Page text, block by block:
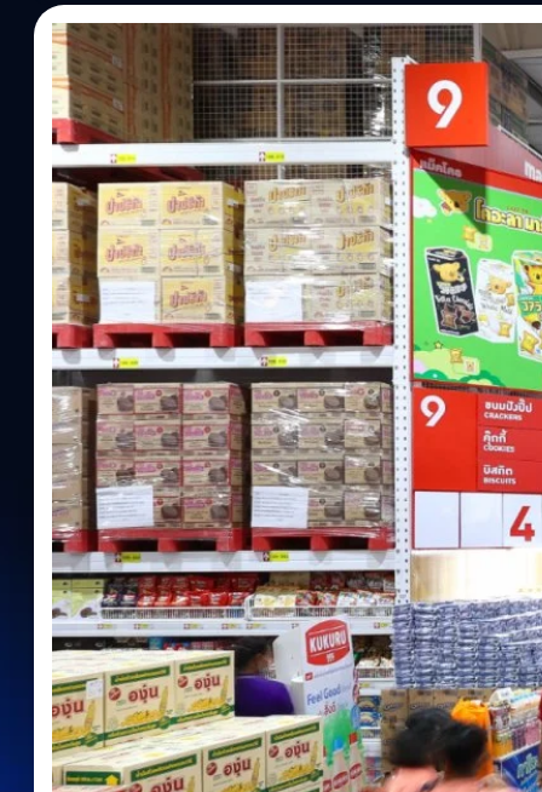
09/11/2023
วาณิชชา สายเสมา | 1001 days ago
Read More
CPAXT โชว์ผลงานไตรมาส 3 รายได้รวมโตต่อเนื่
ภายในปีนี้
บมจ.ซีพี แอ็กซ์ตร้า หรือ CPAXT โชว์ผลงานไตรมาส 3 กวาดรายได้ร
ช่วงเดียวกันของปีก่อน จ่อขยายสาขาเพิ่มอีกภายในปีนี้